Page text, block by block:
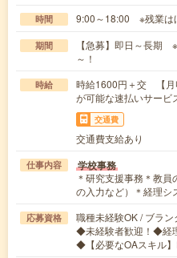
時間 9:00～18:00 ※残業は
期間
【急募】即日～長期
～！
時給
時給1600円＋交 【
が可能な速払いサービ
交通費
交通費支給あり
仕事内容 学校事務
＊研究支援事務＊教
の入力など）＊経理
応募資格
職種未経験OK / ブラン
◆未経験者歓迎！◆経
◆【必要なOAスキル